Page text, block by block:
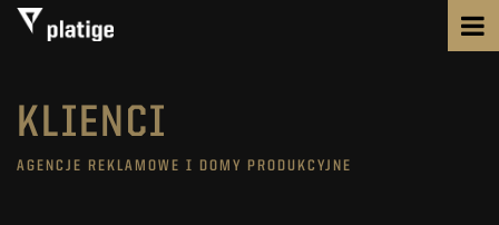
KLIENCI
AGENCJE REKLAMOWE I DOMY PRODUKCYJNE